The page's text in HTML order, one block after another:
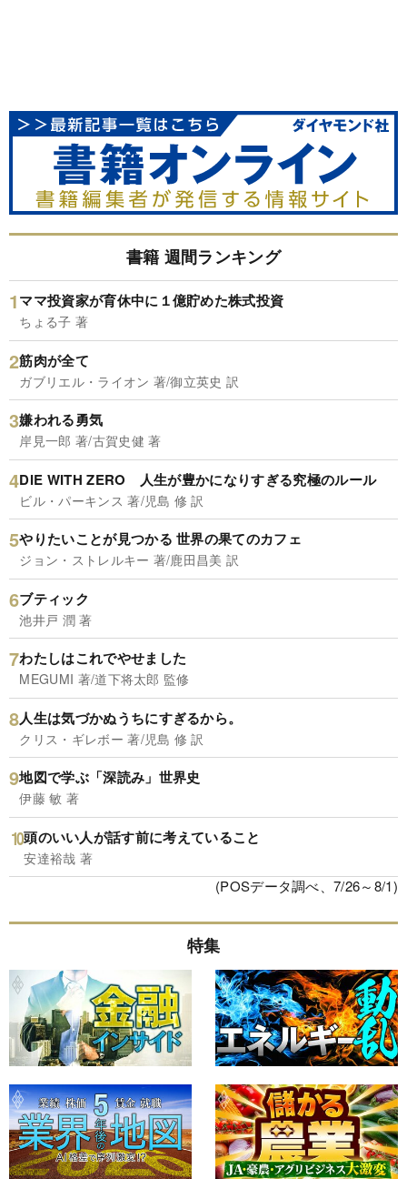
書籍 週間ランキング
ママ投資家が育休中に１億貯めた株式投資
ちょる子 著
筋肉が全て
ガブリエル・ライオン 著/御立英史 訳
嫌われる勇気
岸見一郎 著/古賀史健 著
DIE WITH ZERO 人生が豊かになりすぎる究極のルール
ビル・パーキンス 著/児島 修 訳
やりたいことが見つかる 世界の果てのカフェ
ジョン・ストレルキー 著/鹿田昌美 訳
ブティック
池井戸 潤 著
わたしはこれでやせました
MEGUMI 著/道下将太郎 監修
人生は気づかぬうちにすぎるから。
クリス・ギレボー 著/児島 修 訳
地図で学ぶ「深読み」世界史
伊藤 敏 著
頭のいい人が話す前に考えていること
安達裕哉 著
(POSデータ調べ、7/26～8/1)
特集